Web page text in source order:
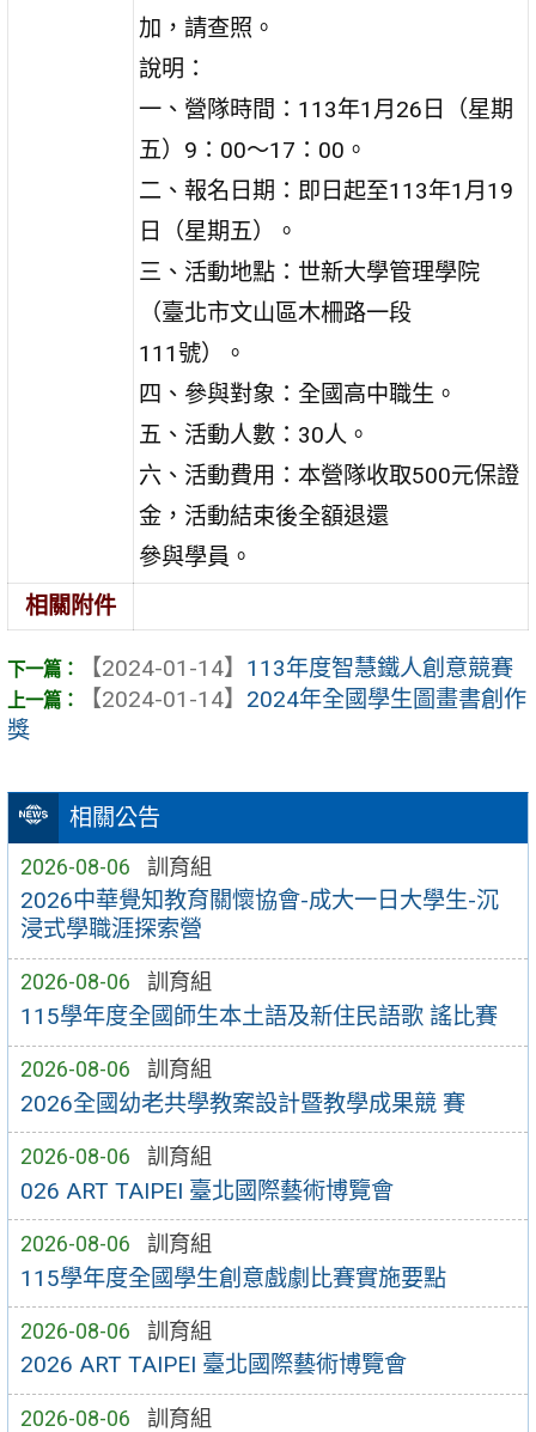
相關公告
2026-08-06 訓育組
2026中華覺知教育關懷協會-成大一日大學生-沉
浸式學職涯探索營
2026-08-06 訓育組
115學年度全國師生本土語及新住民語歌 謠比賽
2026-08-06 訓育組
2026全國幼老共學教案設計暨教學成果競 賽
2026-08-06 訓育組
026 ART TAIPEI 臺北國際藝術博覽會
2026-08-06 訓育組
115學年度全國學生創意戲劇比賽實施要點
2026-08-06 訓育組
2026 ART TAIPEI 臺北國際藝術博覽會
2026-08-06 訓育組
加，請查照。
說明：
一、營隊時間：113年1月26日（星期
五）9：00～17：00。
二、報名日期：即日起至113年1月19
日（星期五）。
三、活動地點：世新大學管理學院
（臺北市文山區木柵路一段
111號）。
四、參與對象：全國高中職生。
五、活動人數：30人。
六、活動費用：本營隊收取500元保證
金，活動結束後全額退還
參與學員。
相關附件
【2024-01-14】 113年度智慧鐵人創意競賽
【2024-01-14】 2024年全國學生圖畫書創作
獎